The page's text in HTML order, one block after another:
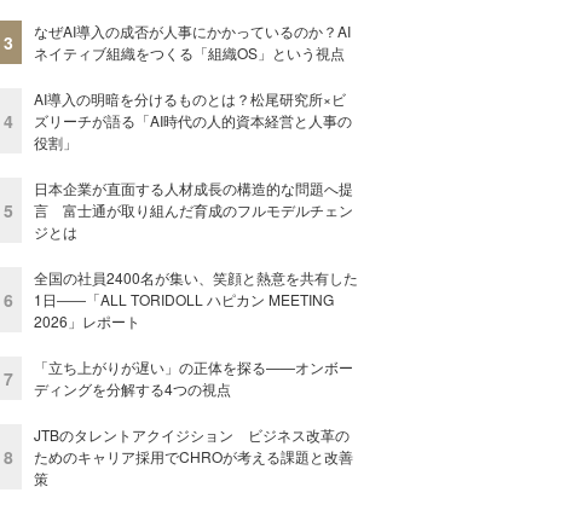
3
なぜAI導入の成否が人事にかかっているのか？AI
ネイティブ組織をつくる「組織OS」という視点
4
AI導入の明暗を分けるものとは？松尾研究所×ビ
ズリーチが語る「AI時代の人的資本経営と人事の
役割」
5
日本企業が直面する人材成長の構造的な問題へ提
言 富士通が取り組んだ育成のフルモデルチェン
ジとは
6
全国の社員2400名が集い、笑顔と熱意を共有した
1日――「ALL TORIDOLL ハピカン MEETING
2026」レポート
7
「立ち上がりが遅い」の正体を探る——オンボー
ディングを分解する4つの視点
8
JTBのタレントアクイジション ビジネス改革の
ためのキャリア採用でCHROが考える課題と改善
策